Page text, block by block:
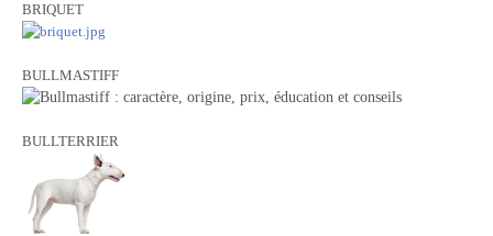
BRIQUET
BULLMASTIFF
BULLTERRIER